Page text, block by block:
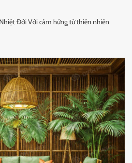
Đới Với cảm hứng từ thiên nhiên